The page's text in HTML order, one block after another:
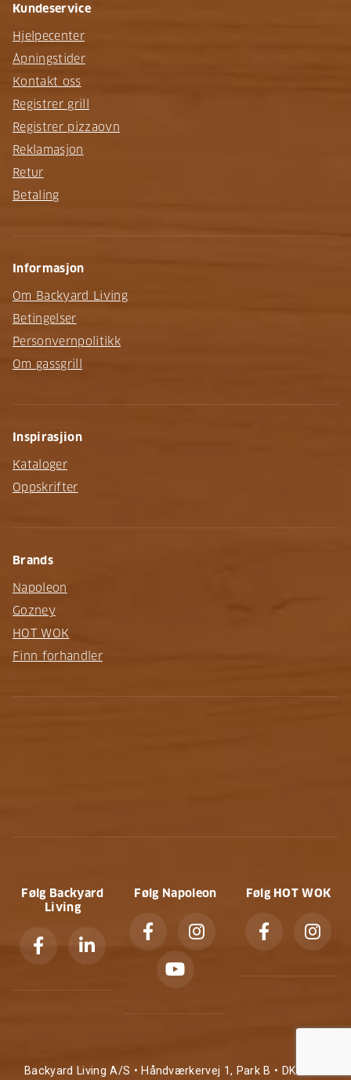
Kundeservice
Hjelpecenter
Åpningstider
Kontakt oss
Registrer grill
Registrer pizzaovn
Reklamasjon
Retur
Betaling
Informasjon
Om Backyard Living
Betingelser
Personvernpolitikk
Om gassgrill
Inspirasjion
Kataloger
Oppskrifter
Brands
Napoleon
Gozney
HOT WOK
Finn forhandler
Følg Backyard
Living
Følg Napoleon Følg HOT WOK
Backyard Living A/S • Håndværkervej 1, Park B • DK-9700